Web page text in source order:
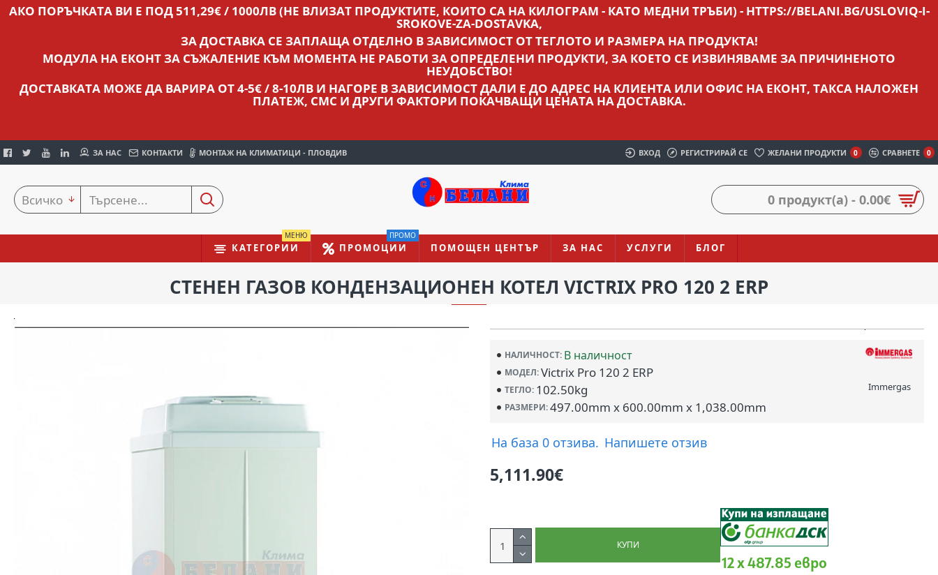
АКО ПОРЪЧКАТА ВИ Е ПОД 511,29€ / 1000ЛВ (НЕ ВЛИЗАТ ПРОДУКТИТЕ, КОИТО СА НА КИЛОГРАМ - КАТО МЕДНИ ТРЪБИ) - HTTPS://BELANI.BG/USLOVIQ-I-
SROKOVE-ZA-DOSTAVKA,
ЗА ДОСТАВКА СЕ ЗАПЛАЩА ОТДЕЛНО В ЗАВИСИМОСТ ОТ ТЕГЛОТО И РАЗМЕРА НА ПРОДУКТА!
МОДУЛА НА ЕКОНТ ЗА СЪЖАЛЕНИЕ КЪМ МОМЕНТА НЕ РАБОТИ ЗА ОПРЕДЕЛЕНИ ПРОДУКТИ, ЗА КОЕТО СЕ ИЗВИНЯВАМЕ ЗА ПРИЧИНЕНОТО
НЕУДОБСТВО!
ДОСТАВКАТА МОЖЕ ДА ВАРИРА ОТ 4-5€ / 8-10ЛВ И НАГОРЕ В ЗАВИСИМОСТ ДАЛИ Е ДО АДРЕС НА КЛИЕНТА ИЛИ ОФИС НА ЕКОНТ, ТАКСА НАЛОЖЕН
ПЛАТЕЖ, СМС И ДРУГИ ФАКТОРИ ПОКАЧВАЩИ ЦЕНАТА НА ДОСТАВКА.
ЗА НАС КОНТАКТИ МОНТАЖ НА КЛИМАТИЦИ - ПЛОВДИВ ВХОД РЕГИСТРИРАЙ СЕ ЖЕЛАНИ ПРОДУКТИ 0 СРАВНЕТЕ 0
Всичко 0 продукт(а) - 0.00€
КАТЕГОРИИ
МЕНЮ
ПРОМОЦИИ
ПРОМО
ПОМОЩЕН ЦЕНТЪР ЗА НАС УСЛУГИ БЛОГ
СТЕНЕН ГАЗОВ КОНДЕНЗАЦИОНЕН КОТЕЛ VICTRIX PRO 120 2 ERP
НАЛИЧНОСТ: В наличност
МОДЕЛ:Victrix Pro 120 2 ERP
ТЕГЛО: 102.50kg
РАЗМЕРИ:497.00mm x 600.00mm x 1,038.00mm
Immergas
На база 0 отзива. Напишете отзив
5,111.90€
КУПИ
12 x 487.85 евро